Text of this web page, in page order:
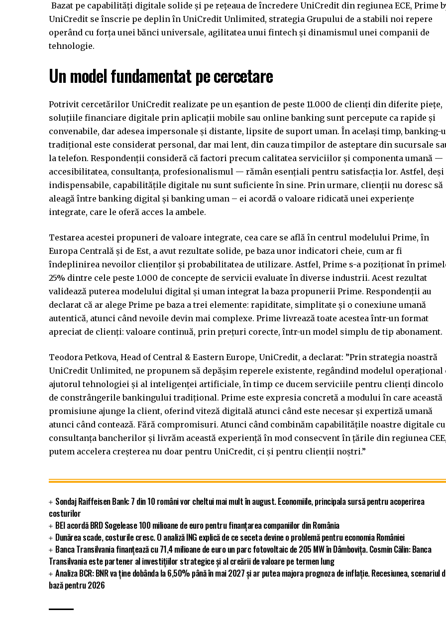
Bazat pe capabilități digitale solide și pe rețeaua de încredere UniCredit din regiunea ECE, Prime
UniCredit se înscrie pe deplin în UniCredit Unlimited, strategia Grupului de a stabili noi repere
operând cu forța unei bănci universale, agilitatea unui fintech și dinamismul unei companii de
tehnologie.
Un model fundamentat pe cercetare
Potrivit cercetărilor UniCredit realizate pe un eșantion de peste 11.000 de clienți din diferite piețe,
soluțiile financiare digitale prin aplicații mobile sau online banking sunt percepute ca rapide și
convenabile, dar adesea impersonale și distante, lipsite de suport uman. În același timp, banking-
tradițional este considerat personal, dar mai lent, din cauza timpilor de asteptare din sucursale
la telefon. Respondenții consideră că factori precum calitatea serviciilor și componenta umană —
accesibilitatea, consultanța, profesionalismul — rămân esențiali pentru satisfacția lor. Astfel, deși
indispensabile, capabilitățile digitale nu sunt suficiente în sine. Prin urmare, clienții nu doresc să
aleagă între banking digital și banking uman – ei acordă o valoare ridicată unei experiențe
integrate, care le oferă acces la ambele.
Testarea acestei propuneri de valoare integrate, cea care se află în centrul modelului Prime, în
Europa Centrală și de Est, a avut rezultate solide, pe baza unor indicatori cheie, cum ar fi
îndeplinirea nevoilor clienților și probabilitatea de utilizare. Astfel, Prime s-a poziționat în
25% dintre cele peste 1.000 de concepte de servicii evaluate în diverse industrii. Acest rezultat
validează puterea modelului digital și uman integrat la baza propunerii Prime. Respondenții au
declarat că ar alege Prime pe baza a trei elemente: rapiditate, simplitate și o conexiune umană
autentică, atunci când nevoile devin mai complexe. Prime livrează toate acestea într-un format
apreciat de clienți: valoare continuă, prin prețuri corecte, într-un model simplu de tip abonament.
Teodora Petkova, Head of Central & Eastern Europe, UniCredit, a declarat: ”Prin strategia noastră
UniCredit Unlimited, ne propunem să depășim reperele existente, regândind modelul operațional
ajutorul tehnologiei și al inteligenței artificiale, în timp ce ducem serviciile pentru clienți dincolo
de constrângerile bankingului tradițional. Prime este expresia concretă a modului în care această
promisiune ajunge la client, oferind viteză digitală atunci când este necesar și expertiză umană
atunci când contează. Fără compromisuri. Atunci când combinăm capabilitățile noastre digitale cu
consultanța bancherilor și livrăm această experiență în mod consecvent în țările din regiunea
putem accelera creșterea nu doar pentru UniCredit, ci și pentru clienții noștri.”
Sondaj Raiffeisen Bank: 7 din 10 români vor cheltui mai mult în august. Economiile, principala sursă pentru acoperirea
costurilor
BEI acordă BRD Sogelease 100 milioane de euro pentru finanțarea companiilor din România
Dunărea scade, costurile cresc. O analiză ING explică de ce seceta devine o problemă pentru economia României
Banca Transilvania finanțează cu 71,4 milioane de euro un parc fotovoltaic de 205 MW în Dâmbovița. Cosmin Călin: Banca
Transilvania este partener al investițiilor strategice și al creării de valoare pe termen lung
Analiza BCR: BNR va ține dobânda la 6,50% până în mai 2027 și ar putea majora prognoza de inflație. Recesiunea, scenariul
bază pentru 2026